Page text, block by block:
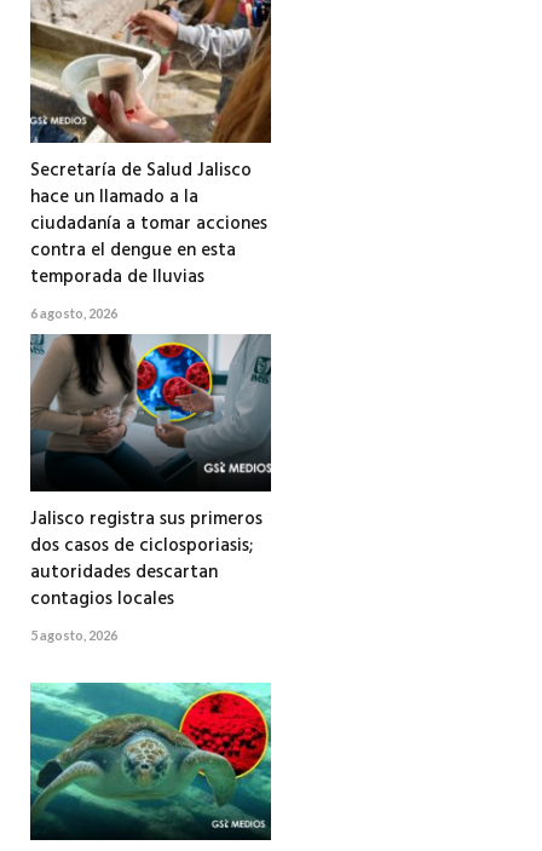
Secretaría de Salud Jalisco
hace un llamado a la
ciudadanía a tomar acciones
contra el dengue en esta
temporada de lluvias
6 agosto, 2026
Jalisco registra sus primeros
dos casos de ciclosporiasis;
autoridades descartan
contagios locales
5 agosto, 2026